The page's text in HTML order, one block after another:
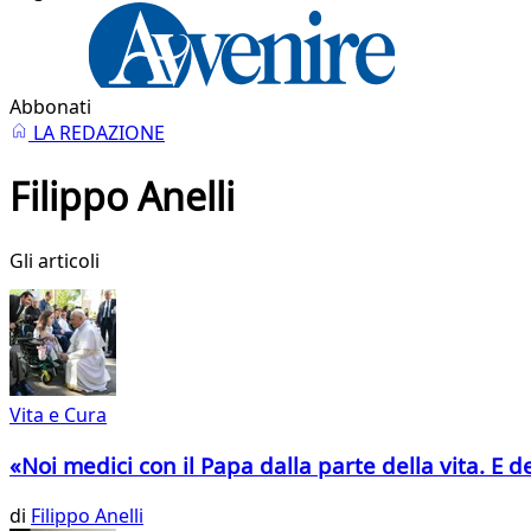
Abbonati
LA REDAZIONE
Filippo Anelli
Gli articoli
Vita e Cura
«Noi medici con il Papa dalla parte della vita. E
di Filippo Anelli